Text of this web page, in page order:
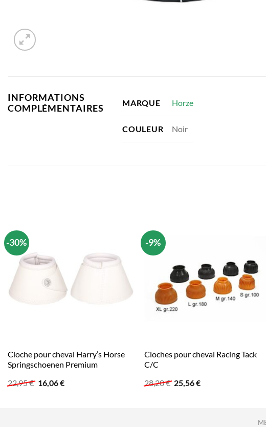
INFORMATIONS
COMPLÉMENTAIRES
MARQUE Horze
COULEUR Noir
-30%
Cloche pour cheval Harry’s Horse
Springschoenen Premium
22,95€ Le
prix
16,06€Le
-9%
Cloches pour cheval Racing Tack
C/C
28,20€ Le
prix
25,56€Le